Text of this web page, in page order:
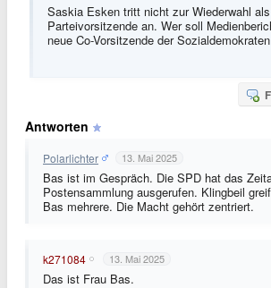
Saskia Esken tritt nicht zur Wiederwahl
Parteivorsitzende an. Wer soll
neue Co-Vorsitzende der
Antworten
Polarlichter 13. Mai 2025
Bas ist im Gespräch. Die SPD hat das
Postensammlung ausgerufen. Klingbeil
Bas mehrere. Die Macht gehört zentriert.
k271084 13. Mai 2025
Das ist Frau Bas.